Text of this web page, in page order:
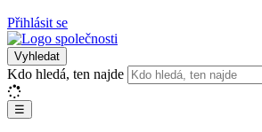
Přihlásit se
Vyhledat
Kdo hledá, ten najde
☰